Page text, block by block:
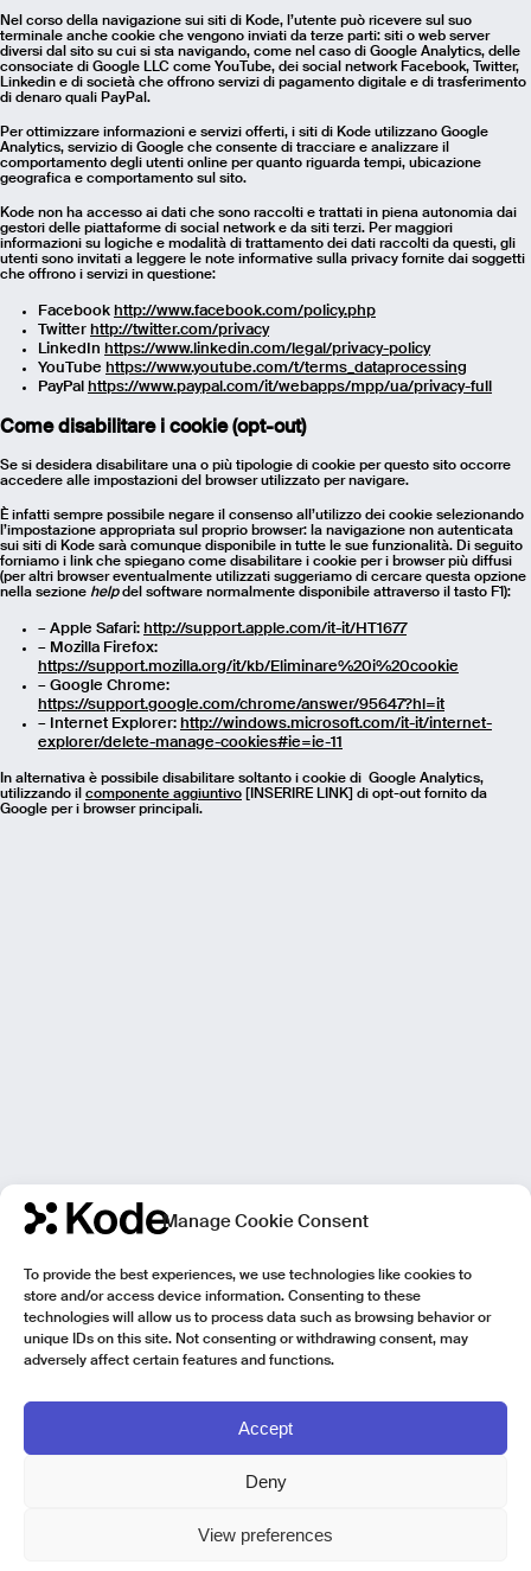
Manage Cookie Consent
To provide the best experiences, we use technologies like cookies to
store and/or access device information. Consenting to these
technologies will allow us to process data such as browsing behavior or
unique IDs on this site. Not consenting or withdrawing consent, may
adversely affect certain features and functions.
Accept
Deny
View preferences
Nel corso della navigazione sui siti di Kode, l’utente può ricevere sul suo
terminale anche cookie che vengono inviati da terze parti: siti o web server
diversi dal sito su cui si sta navigando, come nel caso di Google Analytics, delle
consociate di Google LLC come YouTube, dei social network Facebook, Twitter,
Linkedin e di società che offrono servizi di pagamento digitale e di trasferimento
di denaro quali PayPal.
Per ottimizzare informazioni e servizi offerti, i siti di Kode utilizzano Google
Analytics, servizio di Google che consente di tracciare e analizzare il
comportamento degli utenti online per quanto riguarda tempi, ubicazione
geografica e comportamento sul sito.
Kode non ha accesso ai dati che sono raccolti e trattati in piena autonomia dai
gestori delle piattaforme di social network e da siti terzi. Per maggiori
informazioni su logiche e modalità di trattamento dei dati raccolti da questi, gli
utenti sono invitati a leggere le note informative sulla privacy fornite dai soggetti
che offrono i servizi in questione:
Facebook http://www.facebook.com/policy.php
Twitter http://twitter.com/privacy
LinkedIn https://www.linkedin.com/legal/privacy-policy
YouTube https://www.youtube.com/t/terms_dataprocessing
PayPal
https://www.paypal.com/it/webapps/mpp/ua/privacy-full
Come disabilitare i cookie (opt-out)
Se si desidera disabilitare una o più tipologie di cookie per questo sito occorre
accedere alle impostazioni del browser utilizzato per navigare.
È infatti sempre possibile negare il consenso all’utilizzo dei cookie selezionando
l’impostazione appropriata sul proprio browser: la navigazione non autenticata
sui siti di Kode sarà comunque disponibile in tutte le sue funzionalità. Di seguito
forniamo i link che spiegano come disabilitare i cookie per i browser più diffusi
(per altri browser eventualmente utilizzati suggeriamo di cercare questa opzione
nella sezione helpdel software normalmente disponibile attraverso il tasto F1):
– Apple Safari: http://support.apple.com/it-it/HT1677
– Mozilla Firefox:
https://support.mozilla.org/it/kb/Eliminare%20i%20cookie
– Google Chrome:
https://support.google.com/chrome/answer/95647?hl=it
– Internet Explorer: http://windows.microsoft.com/it-it/internet-
explorer/delete-manage-cookies#ie=ie-11
In alternativa è possibile disabilitare soltanto i cookie di Google Analytics,
utilizzando il componente aggiuntivo [INSERIRE LINK] di opt-out fornito da
Google per i browser principali.